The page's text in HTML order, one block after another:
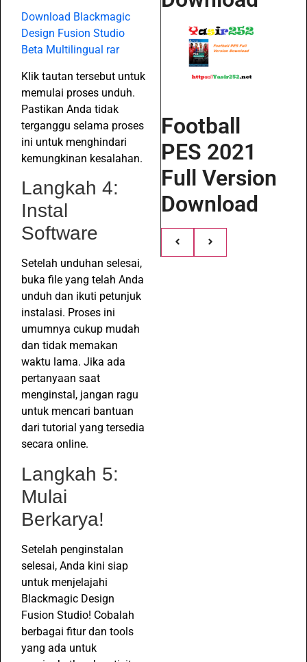
Download Blackmagic
Design Fusion Studio
Beta Multilingual rar
Klik tautan tersebut untuk
memulai proses unduh.
Pastikan Anda tidak
terganggu selama proses
ini untuk menghindari
kemungkinan kesalahan.
Langkah 4:
Instal
Software
Setelah unduhan selesai,
buka file yang telah Anda
unduh dan ikuti petunjuk
instalasi. Proses ini
umumnya cukup mudah
dan tidak memakan
waktu lama. Jika ada
pertanyaan saat
menginstal, jangan ragu
untuk mencari bantuan
dari tutorial yang tersedia
secara online.
Langkah 5:
Mulai
Berkarya!
Setelah penginstalan
selesai, Anda kini siap
untuk menjelajahi
Blackmagic Design
Fusion Studio! Cobalah
berbagai fitur dan tools
yang ada untuk
Football
PES 2021
Full Version
Download